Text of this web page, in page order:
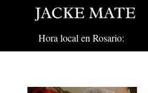
Hora local en Rosario: